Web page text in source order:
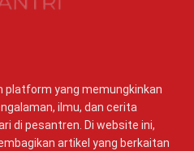
platform yang memungkinkan
ilmu, dan cerita
di pesantren. Di website ini,
artikel yang berkaitan